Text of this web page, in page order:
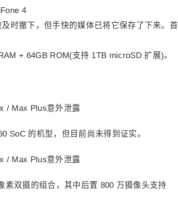
4
时撤下，但手快的媒体已将它保存了下来。首
+ 64GB ROM(支持 1TB microSD 扩展)。
SoC 的机型，但目前尚未得到证实。
双摄的组合，其中后置 800 万摄像头支持